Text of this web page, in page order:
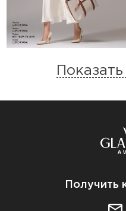
Получить